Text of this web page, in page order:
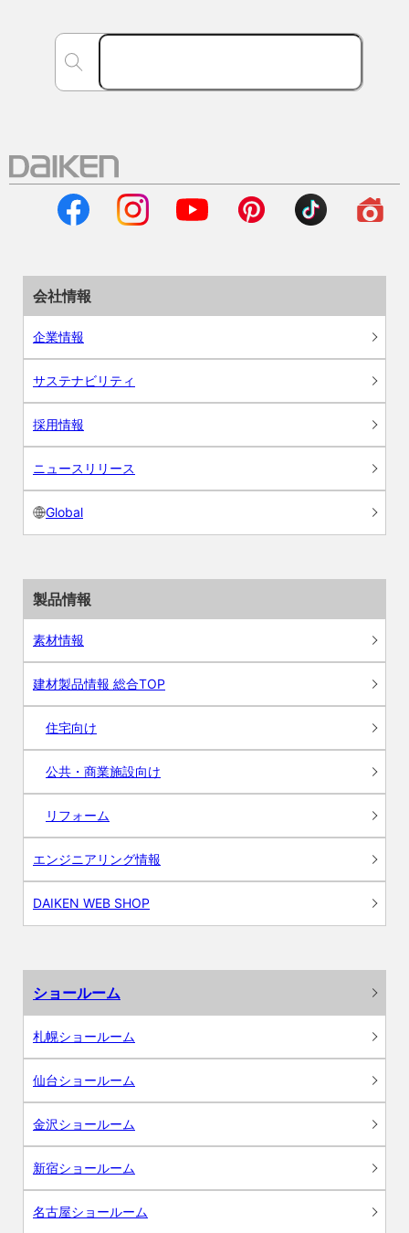
会社情報
企業情報
サステナビリティ
採用情報
ニュースリリース
Global
製品情報
素材情報
建材製品情報 総合TOP
住宅向け
公共・商業施設向け
リフォーム
エンジニアリング情報
DAIKEN WEB SHOP
ショールーム
札幌ショールーム
仙台ショールーム
金沢ショールーム
新宿ショールーム
名古屋ショールーム